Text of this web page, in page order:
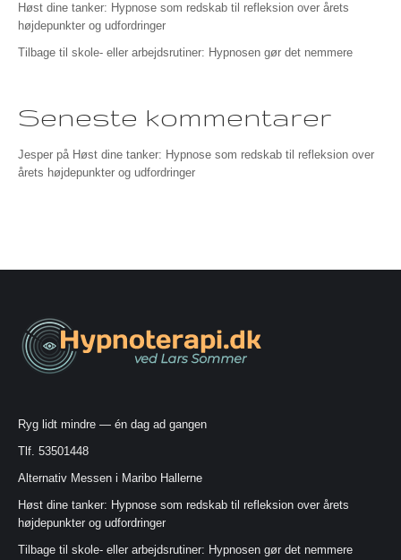
Høst dine tanker: Hypnose som redskab til refleksion over årets
højdepunkter og udfordringer
Tilbage til skole- eller arbejdsrutiner: Hypnosen gør det nemmere
Seneste kommentarer
Jesper på Høst dine tanker: Hypnose som redskab til refleksion over
årets højdepunkter og udfordringer
Ryg lidt mindre — én dag ad gangen
Tlf. 53501448
Alternativ Messen i Maribo Hallerne
Høst dine tanker: Hypnose som redskab til refleksion over årets
højdepunkter og udfordringer
Tilbage til skole- eller arbejdsrutiner: Hypnosen gør det nemmere